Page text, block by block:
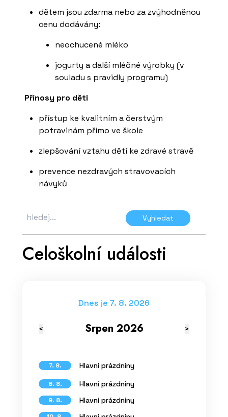
dětem jsou zdarma nebo za zvýhodněnou
cenu dodávány:
neochucené mléko
jogurty a další mléčné výrobky (v
souladu s pravidly programu)
Přínosy pro děti
přístup ke kvalitním a čerstvým
potravinám přímo ve škole
zlepšování vztahu dětí ke zdravé stravě
prevence nezdravých stravovacích
návyků
Vyhledat
Celoškolní události
Dnes je 7. 8. 2026
< Srpen 2026 >
7. 8. Hlavní prázdniny
8. 8. Hlavní prázdniny
9. 8. Hlavní prázdniny